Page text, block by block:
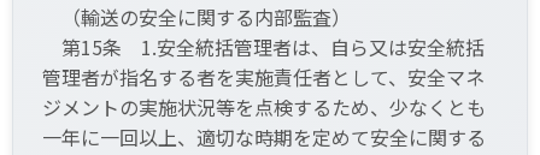
（輸送の安全に関する内部監査）
第15条 1.安全統括管理者は、自ら又は安全統括
管理者が指名する者を実施責任者として、安全マネ
ジメントの実施状況等を点検するため、少なくとも
一年に一回以上、適切な時期を定めて安全に関する